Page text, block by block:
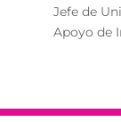
Jefe de
Apoyo de